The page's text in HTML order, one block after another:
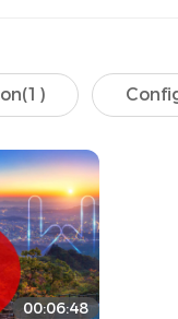
1 )
00:06:48